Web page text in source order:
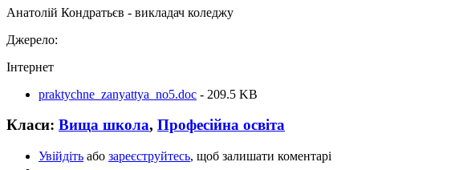
Анатолій Кондратьєв - викладач коледжу
Джерело:
Інтернет
praktychne_zanyattya_no5.doc - 209.5 KB
Класи: Вища школа, Професійна освіта
Увійдіть або зареєструйтесь, щоб залишати коментарі